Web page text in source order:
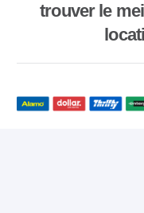
trouver le